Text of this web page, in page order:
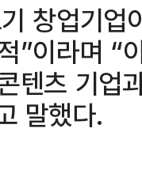
창업기업
”이라며 “
텐츠 기업
말했다.